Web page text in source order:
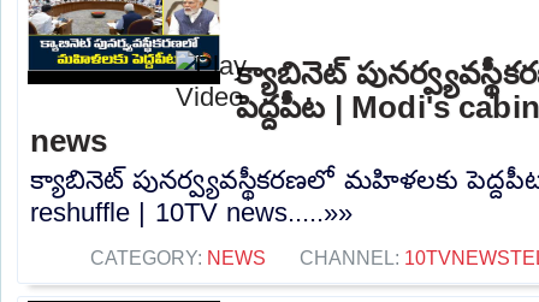
క్యాబినెట్
పెద్దపీట | Modi's
news
క్యాబినెట్ పునర్వ్యవస్థీకరణలో మహిళలకు పెద్దపీట
reshuffle | 10TV news.....»»
CATEGORY: NEWS CHANNEL: